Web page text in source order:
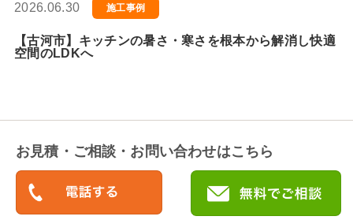
2026.06.30 施工事例
【古河市】キッチンの暑さ・寒さを根本から解消し快適
空間のLDKへ
お見積・ご相談・お問い合わせはこちら